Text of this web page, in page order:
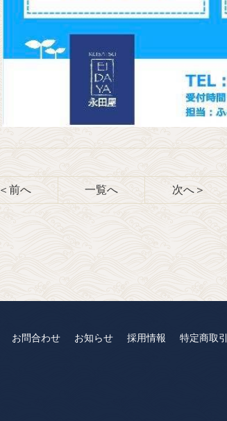
＜前へ 一覧へ 次へ＞
お問合わせ お知らせ 採用情報 特定商取